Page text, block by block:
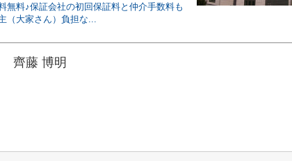
無料♪保証会社の初回保証料と仲介手数料も
（大家さん）負担な...
齊藤 博明